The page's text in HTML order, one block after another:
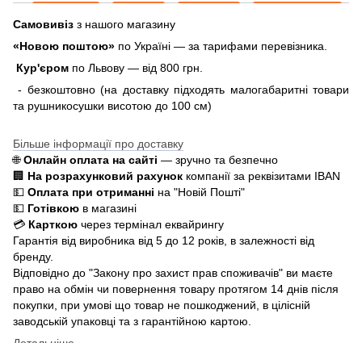
Самовивіз з нашого магазину
«Новою поштою» по Україні — за тарифами перевізника.
Кур'єром по Львову — від 800 грн.
- безкоштовно (на доставку підходять малогабаритні товари
та рушникосушки висотою до 100 см)
Більше інформації про доставку
🌐Онлайн оплата на сайті — зручно та безпечно
🏢 На розрахунковий рахунок компанії за реквізитами IBAN
💵 Оплата при отриманні на "Новій Пошті"
💵 Готівкою в магазині
💳 Карткою через термінал еквайрингу
Гарантія від виробника від 5 до 12 років, в залежності від
бренду.
Відповідно до "Закону про захист прав споживачів" ви маєте
право на обмін чи повернення товару протягом 14 днів після
покупки, при умові що товар не пошкоджений, в цілісній
заводській упаковці та з гарантійною картою.